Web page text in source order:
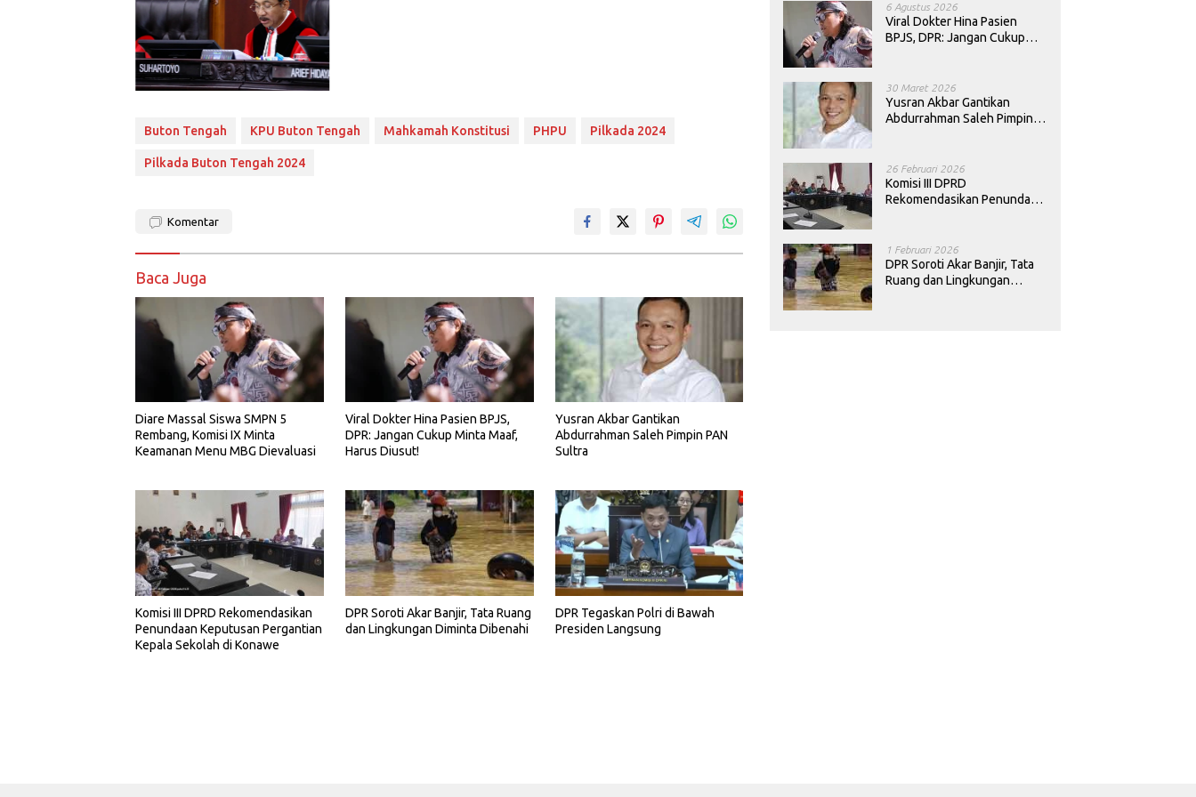
Buton Tengah KPU Buton Tengah Mahkamah Konstitusi PHPU Pilkada 2024
Pilkada Buton Tengah 2024
Komentar
Baca Juga
Diare Massal Siswa SMPN 5
Rembang, Komisi IX Minta
Keamanan Menu MBG Dievaluasi
Viral Dokter Hina Pasien BPJS,
DPR: Jangan Cukup Minta Maaf,
Harus Diusut!
Yusran Akbar Gantikan
Abdurrahman Saleh Pimpin PAN
Sultra
Komisi III DPRD Rekomendasikan
Penundaan Keputusan Pergantian
Kepala Sekolah di Konawe
DPR Soroti Akar Banjir, Tata Ruang
dan Lingkungan Diminta Dibenahi
DPR Tegaskan Polri di Bawah
Presiden Langsung
6 Agustus 2026
Viral Dokter Hina Pasien
BPJS, DPR: Jangan Cukup
30 Maret 2026
Yusran Akbar Gantikan
Abdurrahman Saleh Pimpin
26 Februari 2026
Komisi III DPRD
Rekomendasikan Penundaan
1 Februari 2026
DPR Soroti Akar Banjir, Tata
Ruang dan Lingkungan